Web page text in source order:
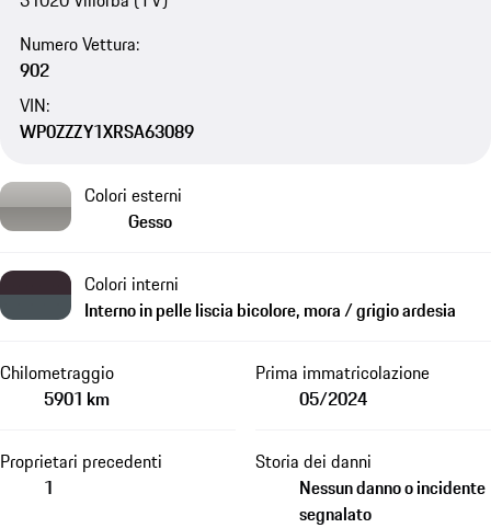
Numero Vettura:
902
VIN:
WP0ZZZY1XRSA63089
Colori esterni
Gesso
Colori interni
Interno in pelle liscia bicolore, mora / grigio ardesia
Chilometraggio
5901 km
Prima immatricolazione
05/2024
Proprietari precedenti
1
Storia dei danni
Nessun danno o incidente
segnalato